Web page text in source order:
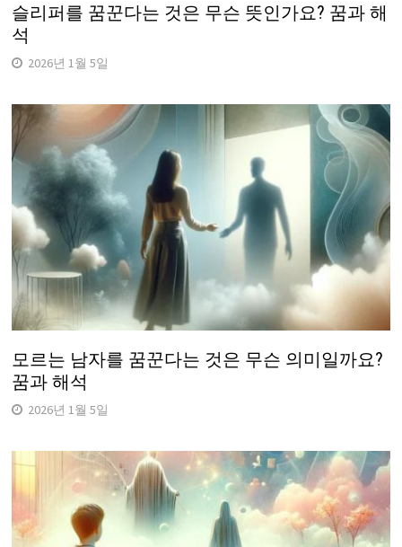
슬리퍼를 꿈꾼다는 것은 무슨 뜻인가요? 꿈과 해
석
2026년 1월 5일
모르는 남자를 꿈꾼다는 것은 무슨 의미일까요?
꿈과 해석
2026년 1월 5일